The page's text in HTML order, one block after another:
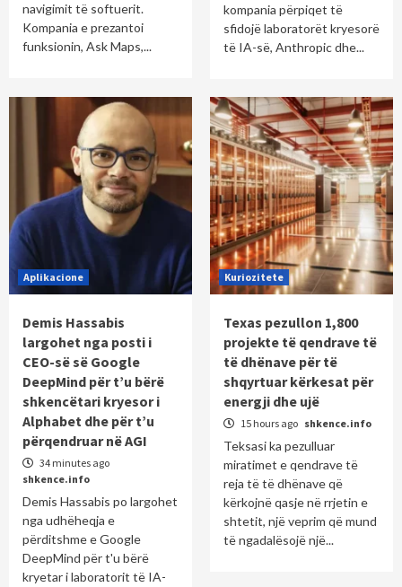
navigimit të softuerit.
Kompania e prezantoi
funksionin, Ask Maps,...
kompania përpiqet të
sfidojë laboratorët kryesorë
të IA-së, Anthropic dhe...
Aplikacione
Demis Hassabis
largohet nga posti i
CEO-së së Google
DeepMind për t’u bërë
shkencëtari kryesor i
Alphabet dhe për t’u
përqendruar në AGI
34 minutes ago
shkence.info
Demis Hassabis po largohet
nga udhëheqja e
përditshme e Google
DeepMind për t'u bërë
kryetar i laboratorit të IA-
Kuriozitete
Texas pezullon 1,800
projekte të qendrave të
të dhënave për të
shqyrtuar kërkesat për
energji dhe ujë
15 hours ago shkence.info
Teksasi ka pezulluar
miratimet e qendrave të
reja të të dhënave që
kërkojnë qasje në rrjetin e
shtetit, një veprim që mund
të ngadalësojë një...